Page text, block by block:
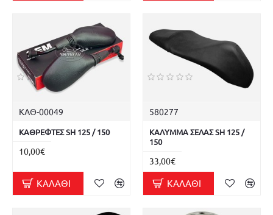
ΚΑΘ-00049
ΚΑΘΡΕΦΤΕΣ SH 125 / 150
10,00€
ΚΑΛΆΘΙ
580277
ΚΑΛΥΜΜΑ ΣΕΛΑΣ SH 125 /
150
33,00€
ΚΑΛΆΘΙ